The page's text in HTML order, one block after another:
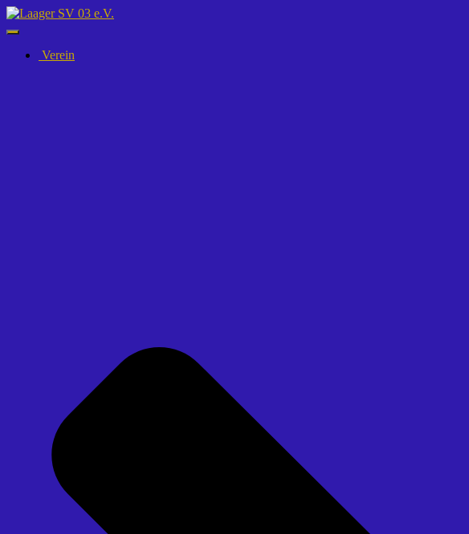
Navigation
umschalten
Verein